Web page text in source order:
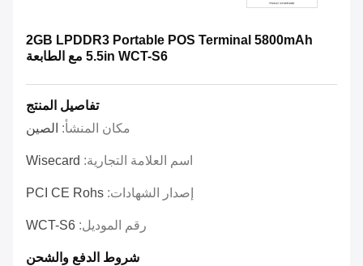
2GB LPDDR3 Portable POS Terminal 5800mAh
5.5in WCT-S6 مع الطابعة
تفاصيل المنتج
مكان المنشأ: الصين
اسم العلامة التجارية: Wisecard
إصدار الشهادات: PCI CE Rohs
رقم الموديل: WCT-S6
شروط الدفع والشحن